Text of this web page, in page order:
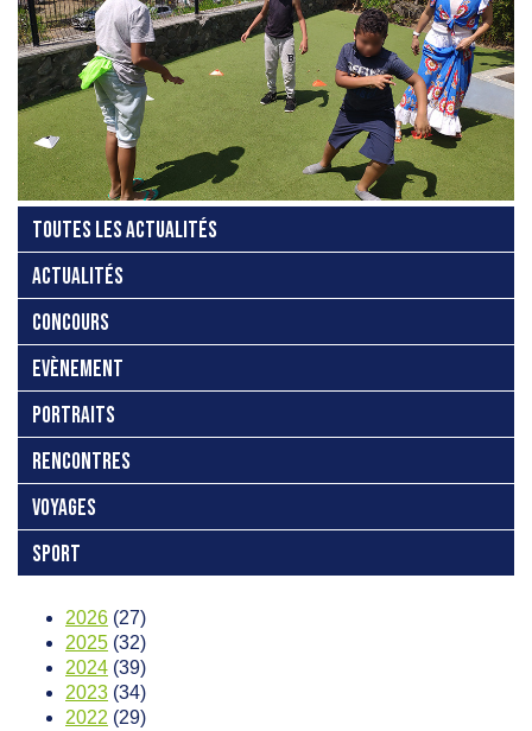
TOUTES LES ACTUALITÉS
ACTUALITÉS
CONCOURS
EVÈNEMENT
PORTRAITS
RENCONTRES
VOYAGES
SPORT
2026 (27)
2025 (32)
2024 (39)
2023 (34)
2022 (29)